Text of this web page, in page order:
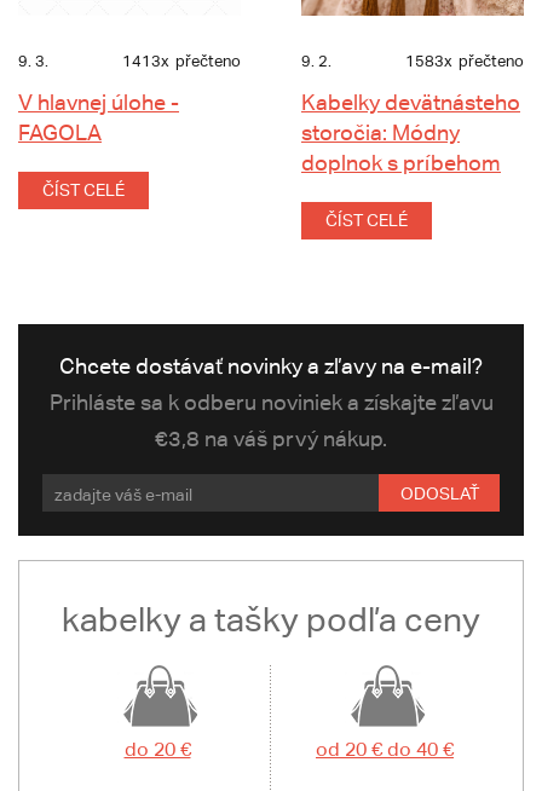
9. 3. 1413x přečteno
V hlavnej úlohe -
FAGOLA
ČÍST CELÉ
9. 2. 1583x přečteno
Kabelky devätnásteho
storočia: Módny
doplnok s príbehom
ČÍST CELÉ
Chcete dostávať novinky a zľavy na e-mail?
Prihláste sa k odberu noviniek a získajte zľavu
€3,8 na váš prvý nákup.
ODOSLAŤ
kabelky a tašky podľa ceny
do 20 € od 20 € do 40 €